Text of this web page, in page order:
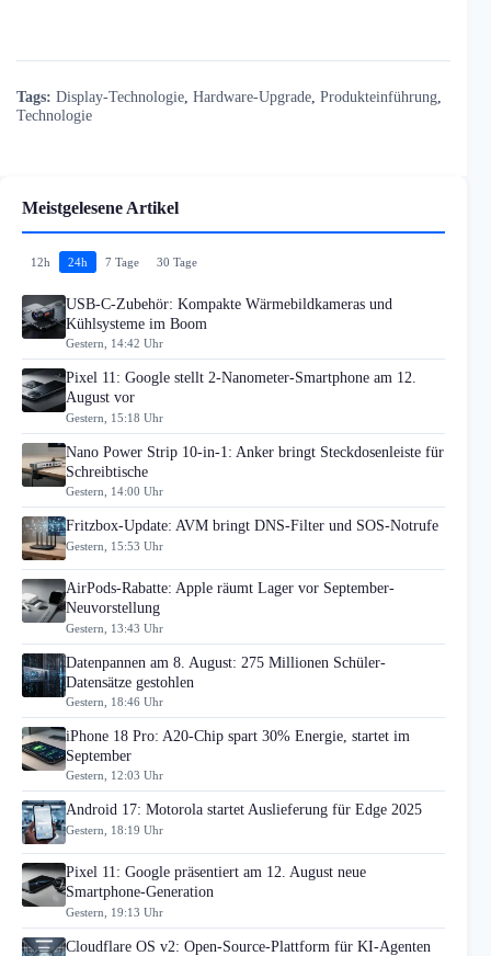
Tags: Display-Technologie Hardware-Upgrade Produkteinführung
Technologie
Meistgelesene Artikel
12h 24h 7 Tage 30 Tage
USB-C-Zubehör: Kompakte Wärmebildkameras und
Kühlsysteme im Boom
Gestern, 14:42 Uhr
Pixel 11: Google stellt 2-Nanometer-Smartphone am 12.
August vor
Gestern, 15:18 Uhr
Nano Power Strip 10-in-1: Anker bringt Steckdosenleiste für
Schreibtische
Gestern, 14:00 Uhr
Fritzbox-Update: AVM bringt DNS-Filter und SOS-Notrufe
Gestern, 15:53 Uhr
AirPods-Rabatte: Apple räumt Lager vor September-
Neuvorstellung
Gestern, 13:43 Uhr
Datenpannen am 8. August: 275 Millionen Schüler-
Datensätze gestohlen
Gestern, 18:46 Uhr
iPhone 18 Pro: A20-Chip spart 30% Energie, startet im
September
Gestern, 12:03 Uhr
Android 17: Motorola startet Auslieferung für Edge 2025
Gestern, 18:19 Uhr
Pixel 11: Google präsentiert am 12. August neue
Smartphone-Generation
Gestern, 19:13 Uhr
Cloudflare OS v2: Open-Source-Plattform für KI-Agenten